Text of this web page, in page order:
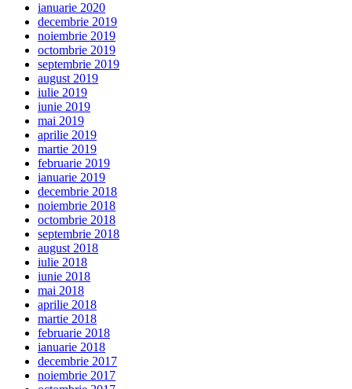
ianuarie 2020
decembrie 2019
noiembrie 2019
octombrie 2019
septembrie 2019
august 2019
iulie 2019
iunie 2019
mai 2019
aprilie 2019
martie 2019
februarie 2019
ianuarie 2019
decembrie 2018
noiembrie 2018
octombrie 2018
septembrie 2018
august 2018
iulie 2018
iunie 2018
mai 2018
aprilie 2018
martie 2018
februarie 2018
ianuarie 2018
decembrie 2017
noiembrie 2017